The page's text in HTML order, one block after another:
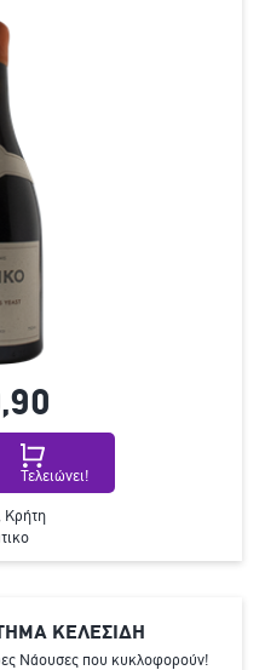
90
Τελειώνει!
Κρήτη
ΚΕΛΕΣΙΔΗ
Νάουσες που κυκλοφορούν!